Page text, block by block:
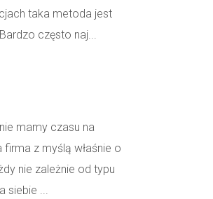
taka metoda jest
często naj...
mamy czasu na
z myślą właśnie o
nie zależnie od typu
siebie ...